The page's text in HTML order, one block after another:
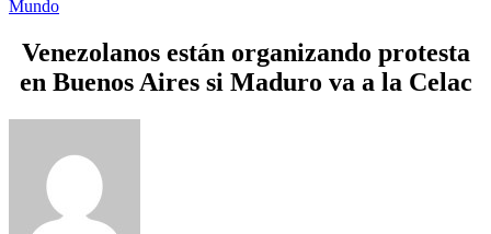
Mundo
Venezolanos están organizando protesta
en Buenos Aires si Maduro va a la Celac